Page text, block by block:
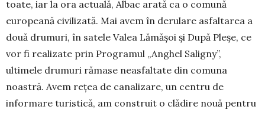
toate, iar la ora actuală, Albac arată ca o comună
europeană civilizată. Mai avem în derulare asfaltarea a
două drumuri, în satele Valea Lămășoi și După Pleșe, ce
vor fi realizate prin Pro­gramul „Anghel Saligny”,
ultimele drumuri rămase neasfaltate din comuna
noastră. Avem rețea de ca­na­lizare, un centru de
informare turistică, am con­struit o clădire nouă pentru